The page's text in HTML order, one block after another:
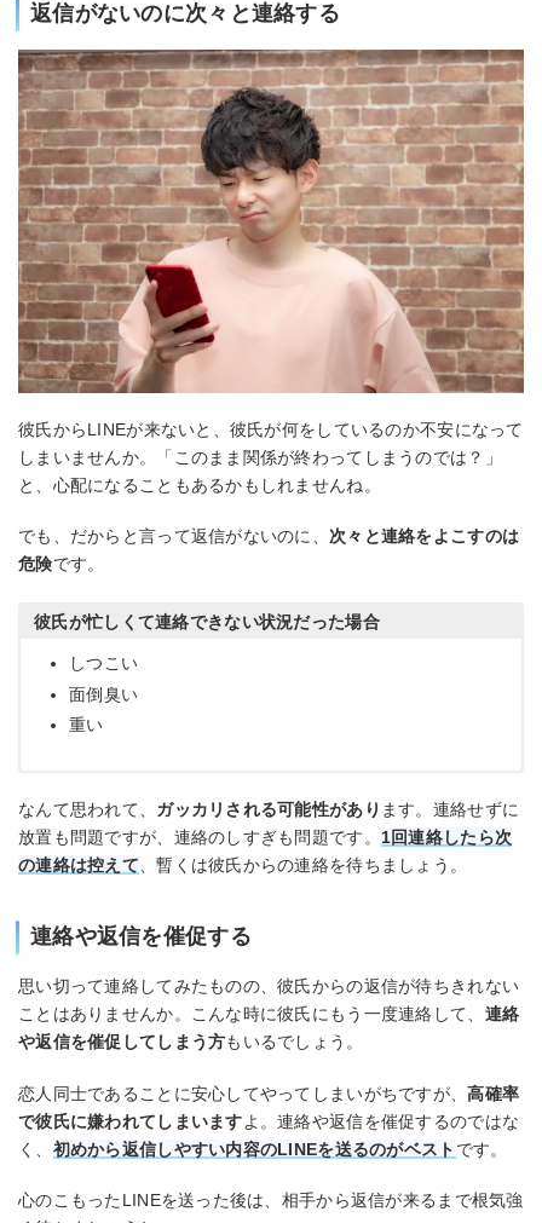
返信がないのに次々と連絡する
彼氏からLINEが来ないと、彼氏が何をしているのか不安になって
しまいませんか。「このまま関係が終わってしまうのでは？」
と、心配になることもあるかもしれませんね。
でも、だからと言って返信がないのに、次々と連絡をよこすのは
危険です。
彼氏が忙しくて連絡できない状況だった場合
しつこい
面倒臭い
重い
なんて思われて、 ガッカリされる可能性があり ます。連絡せずに
放置も問題ですが、連絡のしすぎも問題です。 1回連絡したら次
の連絡は控えて、暫くは彼氏からの連絡を待ちましょう。
連絡や返信を催促する
思い切って連絡してみたものの、彼氏からの返信が待ちきれない
ことはありませんか。こんな時に彼氏にもう一度連絡して、 連絡
や返信を催促してしまう方もいるでしょう。
恋人同士であることに安心してやってしまいがちですが、高確率
で彼氏に嫌われてしまいますよ。連絡や返信を催促するのではな
く、 初めから返信しやすい内容のLINEを送るのがベスト です。
心のこもったLINEを送った後は、相手から返信が来るまで根気強